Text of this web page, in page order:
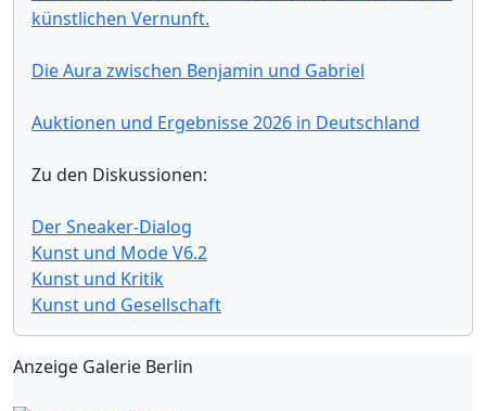
künstlichen Vernunft.
Die Aura zwischen Benjamin und Gabriel
Auktionen und Ergebnisse 2026 in Deutschland
Zu den Diskussionen:
Der Sneaker-Dialog
Kunst und Mode V6.2
Kunst und Kritik
Kunst und Gesellschaft
Anzeige Galerie Berlin